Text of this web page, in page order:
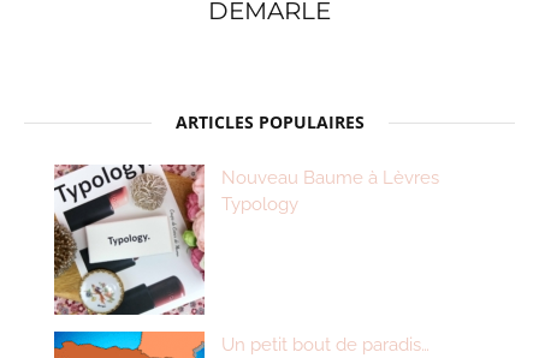
DEMARLE
ARTICLES POPULAIRES
Nouveau Baume à Lèvres
Typology
Un petit bout de paradis…